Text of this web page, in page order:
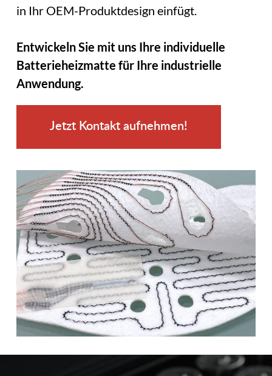
in Ihr OEM-Produktdesign einfügt.
Entwickeln Sie mit uns Ihre individuelle
Batterieheizmatte für Ihre industrielle
Anwendung.
Jetzt Kontakt aufnehmen!